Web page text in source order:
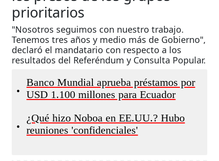
prioritarios
"Nosotros seguimos con nuestro trabajo.
Tenemos tres años y medio más de Gobierno",
declaró el mandatario con respecto a los
resultados del Referéndum y Consulta Popular.
•
Banco Mundial aprueba préstamos por
USD 1.100 millones para Ecuador
•
¿Qué hizo Noboa en EE.UU.? Hubo
reuniones 'confidenciales'